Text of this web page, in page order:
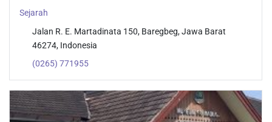
Sejarah
Jalan R. E. Martadinata 150, Baregbeg, Jawa Barat
46274, Indonesia
(0265) 771955